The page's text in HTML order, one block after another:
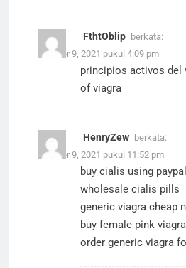
FthtOblip berkata:
Oktober 9, 2021 pukul 4:09 pm
principios activos del
of viagra
HenryZew berkata:
Oktober 9, 2021 pukul 11:52 pm
buy cialis using paypal
wholesale cialis pills
generic viagra cheap
buy female pink viagra
order generic viagra